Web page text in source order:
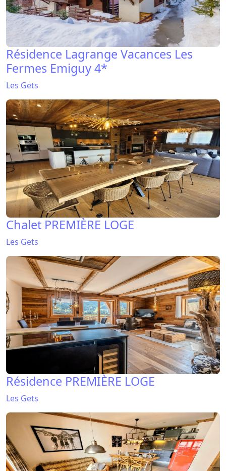
Résidence Lagrange Vacances Les
Fermes Emiguy 4*
Les Gets
Chalet PREMIÈRE LOGE
Les Gets
Résidence PREMIÈRE LOGE
Les Gets